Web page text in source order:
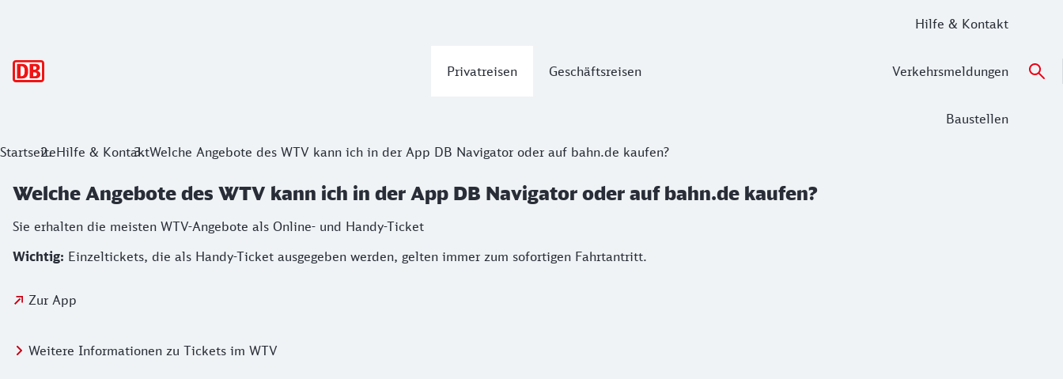
Privatreisen Geschäftsreisen
Hilfe & Kontakt
Verkehrsmeldungen
Baustellen
StartseiteHilfe & KontaktWelche Angebote des WTV kann ich in der App DB Navigator oder auf bahn.de kaufen?
Welche Angebote des WTV kann ich in der App DB Navigator oder auf bahn.de kaufen?
Sie erhalten die meisten WTV-Angebote als Online- und Handy-Ticket
Wichtig: Einzeltickets, die als Handy-Ticket ausgegeben werden, gelten immer zum sofortigen Fahrtantritt.
Zur App
Weitere Informationen zu Tickets im WTV